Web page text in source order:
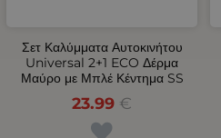
Σετ Καλύμματα Αυτοκινήτου
Universal 2+1 ECO Δέρμα
Μαύρο με Μπλέ Κέντημα SS
23.99 €